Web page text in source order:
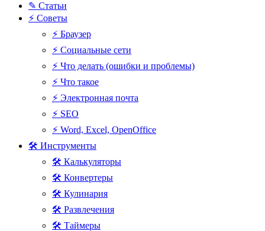
✎ Статьи
⚡ Советы
⚡ Браузер
⚡ Социальные сети
⚡ Что делать (ошибки и проблемы)
⚡ Что такое
⚡ Электронная почта
⚡ SEO
⚡ Word, Excel, OpenOffice
🛠 Инструменты
🛠 Калькуляторы
🛠 Конвертеры
🛠 Кулинария
🛠 Развлечения
🛠 Таймеры